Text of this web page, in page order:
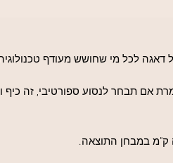
לכל מי שחושש מעודף
ביניהם הוא 25 ק"מ בטווח. זאת אומרת אם
ק"מ במבחן התוצאה.